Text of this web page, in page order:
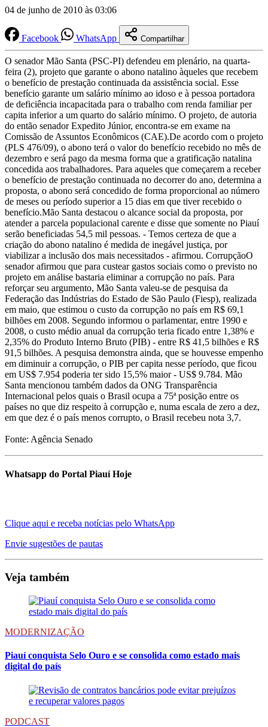
04 de junho de 2010 às 03:06
Facebook WhatsApp Compartilhar
O senador Mão Santa (PSC-PI) defendeu em plenário, na quarta-
feira (2), projeto que garante o abono natalino àqueles que recebem
o benefício de prestação continuada da assistência social. Esse
benefício garante um salário mínimo ao idoso e à pessoa portadora
de deficiência incapacitada para o trabalho com renda familiar per
capita inferior a um quarto do salário mínimo. O projeto, de autoria
do então senador Expedito Júnior, encontra-se em exame na
Comissão de Assuntos Econômicos (CAE).De acordo com o projeto
(PLS 476/09), o abono terá o valor do benefício recebido no mês de
dezembro e será pago da mesma forma que a gratificação natalina
concedida aos trabalhadores. Para aqueles que começarem a receber
o benefício de prestação continuada no decorrer do ano, determina a
proposta, o abono será concedido de forma proporcional ao número
de meses ou período superior a 15 dias em que tiver recebido o
benefício.Mão Santa destacou o alcance social da proposta, por
atender a parcela populacional carente e disse que somente no Piauí
serão beneficiadas 54,5 mil pessoas. - Temos certeza de que a
criação do abono natalino é medida de inegável justiça, por
viabilizar a inclusão dos mais necessitados - afirmou. CorrupçãoO
senador afirmou que para custear gastos sociais como o previsto no
projeto em análise bastaria eliminar a corrupção no país. Para
reforçar seu argumento, Mão Santa valeu-se de pesquisa da
Federação das Indústrias do Estado de São Paulo (Fiesp), realizada
em maio, que estimou o custo da corrupção no país em R$ 69,1
bilhões em 2008. Segundo informou o parlamentar, entre 1990 e
2008, o custo médio anual da corrupção teria ficado entre 1,38% e
2,35% do Produto Interno Bruto (PIB) - entre R$ 41,5 bilhões e R$
91,5 bilhões. A pesquisa demonstra ainda, que se houvesse empenho
em diminuir a corrupção, o PIB per capita nesse período, que ficou
em US$ 7.954 poderia ter sido 15,5% maior - US$ 9.784. Mão
Santa mencionou também dados da ONG Transparência
Internacional pelos quais o Brasil ocupa a 75ª posição entre os
países no que diz respeito à corrupção e, numa escala de zero a dez,
em que dez é o país menos corrupto, o Brasil recebeu nota 3,7.
Fonte: Agência Senado
Whatsapp do Portal Piauí Hoje
Clique aqui e receba notícias pelo WhatsApp
Envie sugestões de pautas
Veja também
MODERNIZAÇÃO
Piauí conquista Selo Ouro e se consolida como estado mais
digital do país
PODCAST